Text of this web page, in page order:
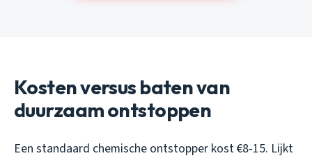
Kosten versus baten van
duurzaam ontstoppen
Een standaard chemische ontstopper kost €8-15. Lijkt